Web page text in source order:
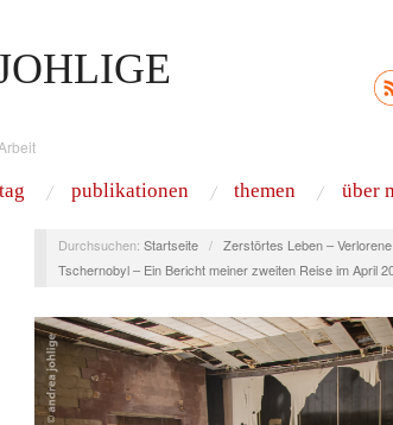
publikationen themen über
Durchsuchen: Startseite / Zerstörtes Leben –
Tschernobyl – Ein Bericht meiner zweiten Reise im April